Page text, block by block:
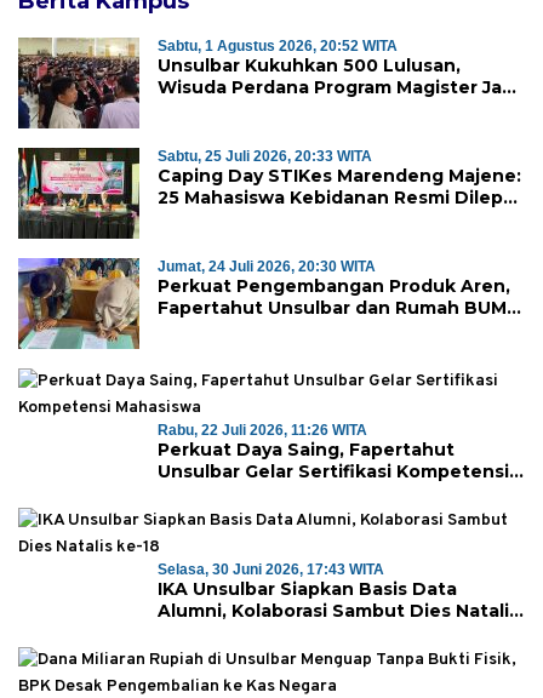
Sabtu, 1 Agustus 2026, 20:52 WITA
Unsulbar Kukuhkan 500 Lulusan,
Wisuda Perdana Program Magister Jadi
Sabtu, 25 Juli 2026, 20:33 WITA
Caping Day STIKes Marendeng Majene:
25 Mahasiswa Kebidanan Resmi Dilepas
Jumat, 24 Juli 2026, 20:30 WITA
Perkuat Pengembangan Produk Aren,
Fapertahut Unsulbar dan Rumah BUMN
Rabu, 22 Juli 2026, 11:26 WITA
Perkuat Daya Saing, Fapertahut
Unsulbar Gelar Sertifikasi Kompetensi
Selasa, 30 Juni 2026, 17:43 WITA
IKA Unsulbar Siapkan Basis Data
Alumni, Kolaborasi Sambut Dies Natalis